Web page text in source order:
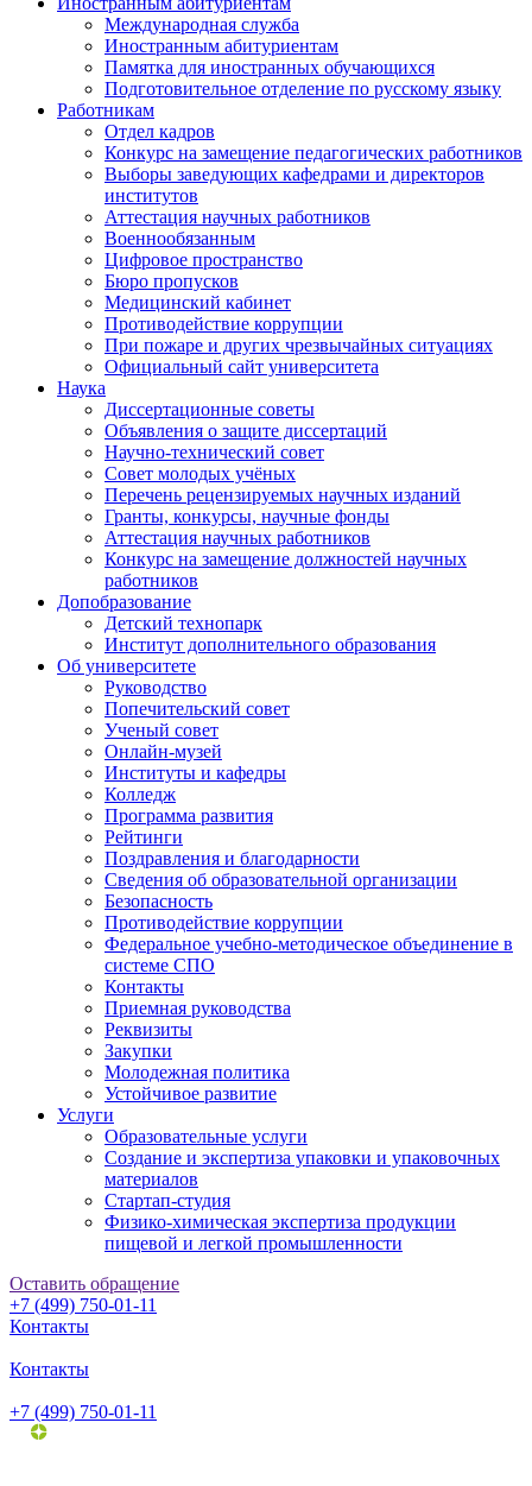
Международная служба
Иностранным абитуриентам
Памятка для иностранных обучающихся
Подготовительное отделение по русскому языку
Работникам
Отдел кадров
Конкурс на замещение педагогических работников
Выборы заведующих кафедрами и директоров
институтов
Аттестация научных работников
Военнообязанным
Цифровое пространство
Бюро пропусков
Медицинский кабинет
Противодействие коррупции
При пожаре и других чрезвычайных ситуациях
Официальный сайт университета
Наука
Диссертационные советы
Объявления о защите диссертаций
Научно-технический совет
Совет молодых учёных
Перечень рецензируемых научных изданий
Гранты, конкурсы, научные фонды
Аттестация научных работников
Конкурс на замещение должностей научных
работников
Допобразование
Детский технопарк
Институт дополнительного образования
Об университете
Руководство
Попечительский совет
Ученый совет
Онлайн-музей
Институты и кафедры
Колледж
Программа развития
Рейтинги
Поздравления и благодарности
Сведения об образовательной организации
Безопасность
Противодействие коррупции
Федеральное учебно-методическое объединение в
системе СПО
Контакты
Приемная руководства
Реквизиты
Закупки
Молодежная политика
Устойчивое развитие
Услуги
Образовательные услуги
Создание и экспертиза упаковки и упаковочных
материалов
Стартап-студия
Физико-химическая экспертиза продукции
пищевой и легкой промышленности
Оставить обращение
+7 (499) 750-01-11
Контакты
Контакты
+7 (499) 750-01-11